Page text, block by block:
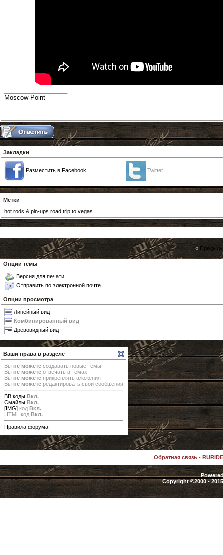
Moscow Point
Закладки
Разместить в Facebook Twitter
Метки
hot rods & pin-ups road trip to vegas
«
Опции темы
Версия для печати
Отправить по электронной почте
Опции просмотра
Линейный вид
Комбинированный вид
Древовидный вид
Ваши права в разделе
Вы не можете создавать новые темы
Вы не можете отвечать в темах
Вы не можете прикреплять вложения
Вы не можете редактировать свои сообщения
BB коды Вкл.
Смайлы Вкл.
[IMG] код Вкл.
HTML код Вкл.
Правила форума
Обратная связь -
Copyright ©2000 -